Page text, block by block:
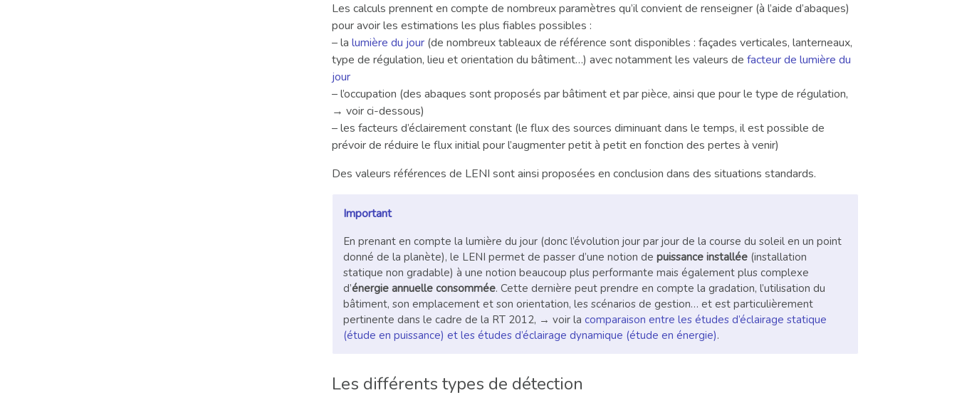
Les calculs prennent en compte de nombreux paramètres qu’il convient de renseigner (à l’aide d’abaques)
pour avoir les estimations les plus fiables possibles :
– la lumière du jour (de nombreux tableaux de référence sont disponibles : façades verticales, lanterneaux,
type de régulation, lieu et orientation du bâtiment…) avec notamment les valeurs de facteur de lumière du
jour
– l’occupation (des abaques sont proposés par bâtiment et par pièce, ainsi que pour le type de régulation,
→ voir ci-dessous)
– les facteurs d’éclairement constant (le flux des sources diminuant dans le temps, il est possible de
prévoir de réduire le flux initial pour l’augmenter petit à petit en fonction des pertes à venir)
Des valeurs références de LENI sont ainsi proposées en conclusion dans des situations standards.
Important
En prenant en compte la lumière du jour (donc l’évolution jour par jour de la course du soleil en un point
donné de la planète), le LENI permet de passer d’une notion de puissance installée (installation
statique non gradable) à une notion beaucoup plus performante mais également plus complexe
d’énergie annuelle consommée. Cette dernière peut prendre en compte la gradation, l’utilisation du
bâtiment, son emplacement et son orientation, les scénarios de gestion… et est particulièrement
pertinente dans le cadre de la RT 2012, → voir la comparaison entre les études d’éclairage statique
(étude en puissance) et les études d’éclairage dynamique (étude en énergie).
Les différents types de détection